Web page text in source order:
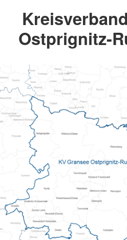
Ostprignitz-